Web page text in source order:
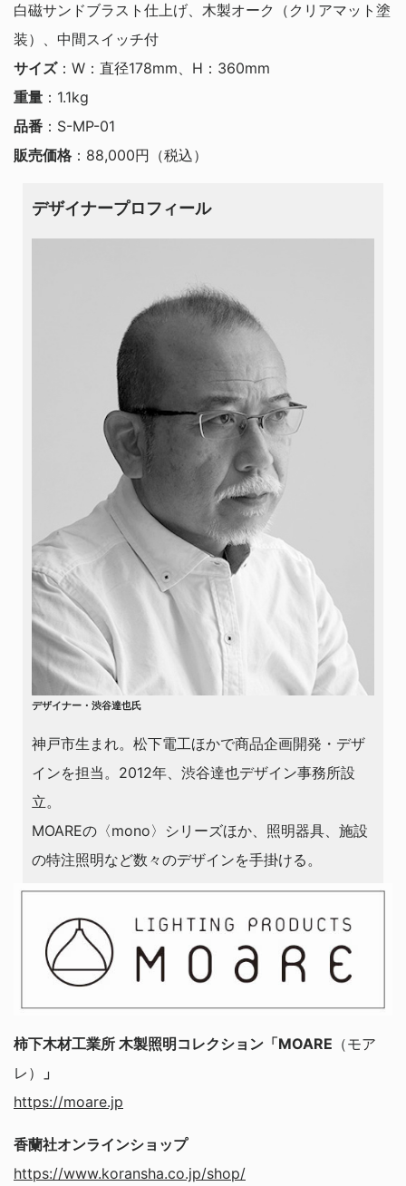
白磁サンドブラスト仕上げ、木製オーク（クリアマット塗
装）、中間スイッチ付
サイズ：W：直径178mm、H：360mm
重量 ：1.1kg
品番 ：S-MP-01
販売価格 ：88,000円（税込）
デザイナープロフィール
デザイナー・渋谷達也氏
神戸市生まれ。松下電工ほかで商品企画開発・デザ
インを担当。2012年、渋谷達也デザイン事務所設
立。
MOAREの〈mono〉シリーズほか、照明器具、施設
の特注照明など数々のデザインを手掛ける。
柿下木材工業所 木製照明コレクション「MOARE （モア
レ）
」
https://moare.jp
香蘭社オンラインショップ
https://www.koransha.co.jp/shop/